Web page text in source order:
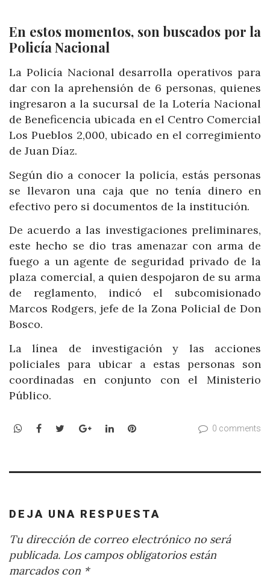
En estos momentos, son buscados por la
Policía Nacional
La Policía Nacional desarrolla operativos para
dar con la aprehensión de 6 personas, quienes
ingresaron a la sucursal de la Lotería Nacional
de Beneficencia ubicada en el Centro Comercial
Los Pueblos 2,000, ubicado en el corregimiento
de Juan Díaz.
Según dio a conocer la policía, estás personas
se llevaron una caja que no tenía dinero en
efectivo pero si documentos de la institución.
De acuerdo a las investigaciones preliminares,
este hecho se dio tras amenazar con arma de
fuego a un agente de seguridad privado de la
plaza comercial, a quien despojaron de su arma
de reglamento, indicó el subcomisionado
Marcos Rodgers, jefe de la Zona Policial de Don
Bosco.
La línea de investigación y las acciones
policiales para ubicar a estas personas son
coordinadas en conjunto con el Ministerio
Público.
WhatsApp
Facebook
TwitterGoogle+LinkedInPinterest 0 comments
DEJA UNA RESPUESTA
Tu dirección de correo electrónico no será
publicada. Los campos obligatorios están
marcados con *